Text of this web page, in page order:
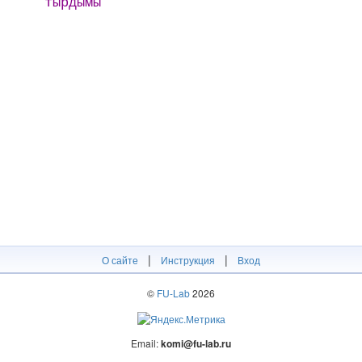
О сайте | Инструкция | Вход
© FU-Lab2026
Email:komi@fu-lab.ru